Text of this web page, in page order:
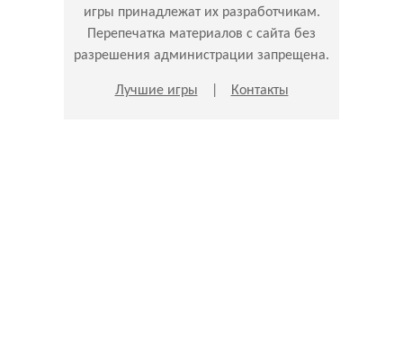
игры принадлежат их разработчикам.
Перепечатка материалов с сайта без
разрешения администрации запрещена.
Лучшие игры Контакты